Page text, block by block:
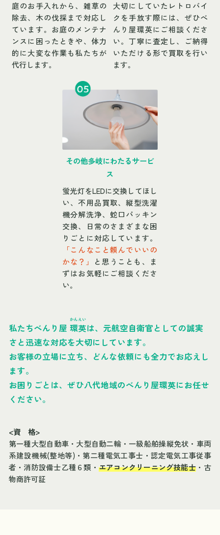
庭のお手入れから、雑草の
除去、木の伐採まで対応し
ています。お庭のメンテナ
ンスに困ったときや、体力
的に大変な作業も私たちが
代行します。
大切にしていたレトロバイ
クを手放す際には、ぜひべ
んり屋環英にご相談くださ
い。丁寧に査定し、ご納得
いただける形で買取を行い
ます。
その他多岐にわたるサービ
ス
蛍光灯をLEDに交換してほし
い、不用品買取、縦型洗濯
機分解洗浄、蛇口パッキン
交換、日常のさまざまな困
りごとに対応しています。
「こんなこと頼んでいいの
かな？」
と思うことも、ま
ずはお気軽にご相談くださ
い。
私たちべんり屋 環英
かんえい
は、元航空自衛官としての誠実
さと迅速な対応を大切にしています。
お客様の立場に立ち、どんな依頼にも全力でお応えし
ます。
お困りごとは、ぜひ八代地域のべんり屋環英にお任せ
ください。
<資 格>
第一種大型自動車・大型自動二輪・一級船舶操縦免状・車両
系建設機械(整地等)・第二種電気工事士・認定電気工事従事
者・消防設備士乙種６類・ エアコンクリーニング技能士・古
物商許可証